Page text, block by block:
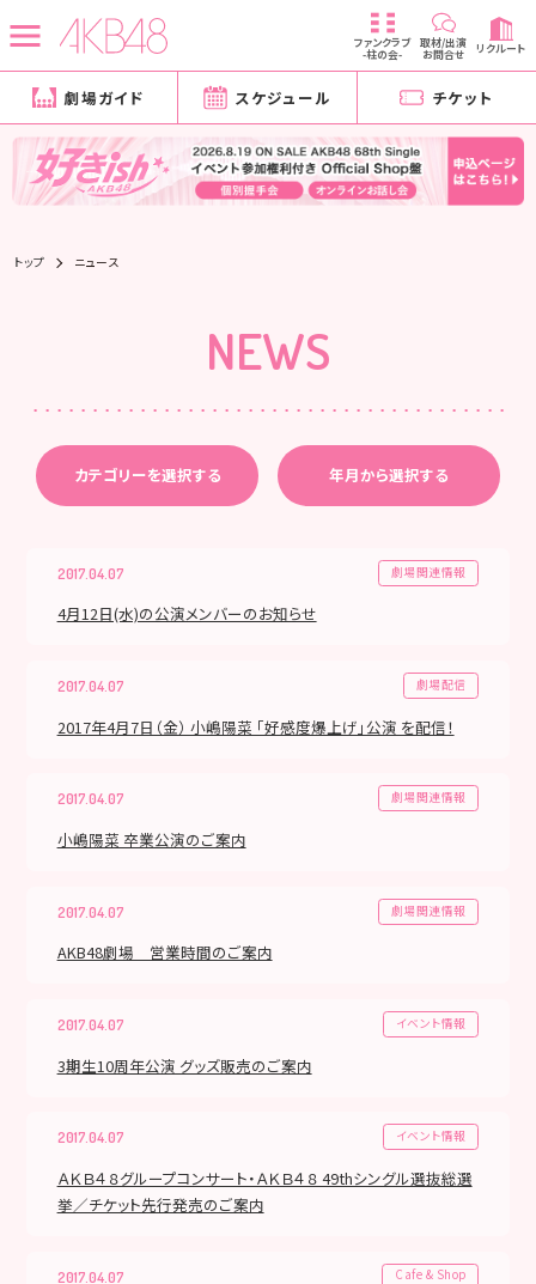
ファンクラブ
-柱の会-
取材/出演
お問合せ リクルート
劇場ガイド スケジュール チケット
トップ ニュース
NEWS
カテゴリーを選択する 年月から選択する
2017.04.07 劇場関連情報
4月12日(水)の公演メンバーのお知らせ
2017.04.07 劇場配信
2017年4月7日（金） 小嶋陽菜 「好感度爆上げ」公演 を配信！
2017.04.07 劇場関連情報
小嶋陽菜 卒業公演のご案内
2017.04.07 劇場関連情報
AKB48劇場 営業時間のご案内
2017.04.07 イベント情報
3期生10周年公演 グッズ販売のご案内
2017.04.07 イベント情報
ＡＫＢ４８グループコンサート・ＡＫＢ４８ 49thシングル選抜総選
挙／チケット先行発売のご案内
2017.04.07 Cafe & Shop